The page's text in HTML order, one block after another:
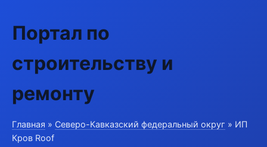
Портал по
строительству и
ремонту
Главная » Северо-Кавказский федеральный округ » ИП
Кров Roof